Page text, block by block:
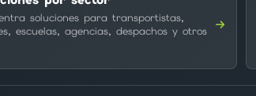
soluciones para transportistas,
escuelas, agencias, despachos y otros